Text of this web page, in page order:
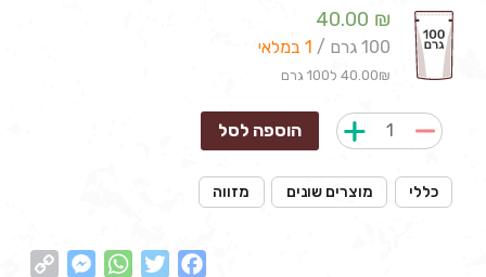
40.00 ₪
100 גרם / 1 במלאי
40.00₪ ל100 גרם
הוספה לסל
כללי מוצרים שונים מזווה
Facebook
Twitter
WhatsApp